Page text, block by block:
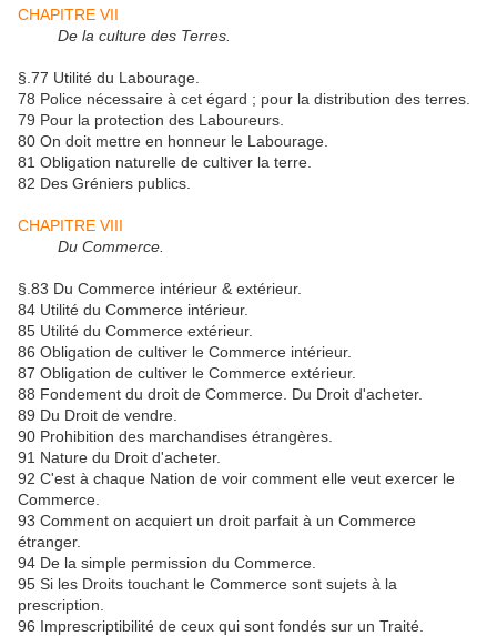
CHAPITRE VII
De la culture des Terres.
§.77 Utilité du Labourage.
78 Police nécessaire à cet égard ; pour la distribution des terres.
79 Pour la protection des Laboureurs.
80 On doit mettre en honneur le Labourage.
81 Obligation naturelle de cultiver la terre.
82 Des Gréniers publics.
CHAPITRE VIII
Du Commerce.
§.83 Du Commerce intérieur & extérieur.
84 Utilité du Commerce intérieur.
85 Utilité du Commerce extérieur.
86 Obligation de cultiver le Commerce intérieur.
87 Obligation de cultiver le Commerce extérieur.
88 Fondement du droit de Commerce. Du Droit d'acheter.
89 Du Droit de vendre.
90 Prohibition des marchandises étrangères.
91 Nature du Droit d'acheter.
92 C'est à chaque Nation de voir comment elle veut exercer le
Commerce.
93 Comment on acquiert un droit parfait à un Commerce
étranger.
94 De la simple permission du Commerce.
95 Si les Droits touchant le Commerce sont sujets à la
prescription.
96 Imprescriptibilité de ceux qui sont fondés sur un Traité.